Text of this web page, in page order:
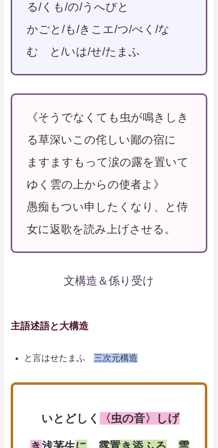
る/くも/の/うへびと
かごと/も/きこエ/つ/べく/な
む と/いは/せ/たまふ
《そうでなくても虫が鳴きしき
る草深いこの侘しい鄙の宿に
ますますもって涙の露を置いて
ゆく雲の上からの使者よ》
愚痴もつい申したくなり、と侍
女に返歌を読み上げさせる。
文構造＆係り受け
主語述語と大構造
と言はせたまふ三次元構造
いとどしく 〈虫の音〉しげ